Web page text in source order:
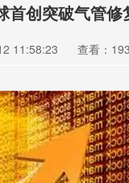
首创突破气管修
11:58:23 查看：193